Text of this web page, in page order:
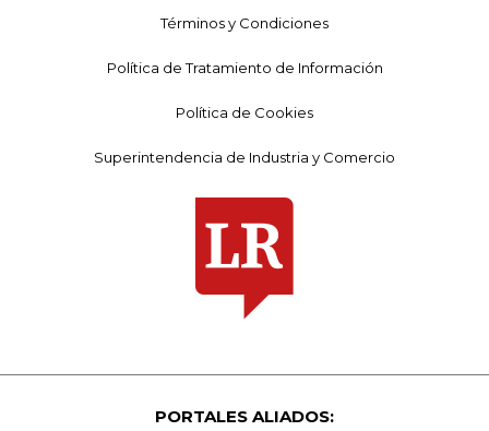
Términos y Condiciones
Política de Tratamiento de Información
Política de Cookies
Superintendencia de Industria y Comercio
PORTALES ALIADOS: